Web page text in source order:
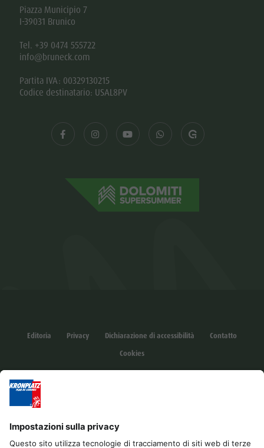
Piazza Municipio 7
I-39031 Brunico
Tel. +39 0474 555722
info@bruneck.com
Partita IVA: 00329130215
Codice destinatario: USAL8PV
Editoria Privacy Dichiarazione di accessibilità
Contatto
Cookies